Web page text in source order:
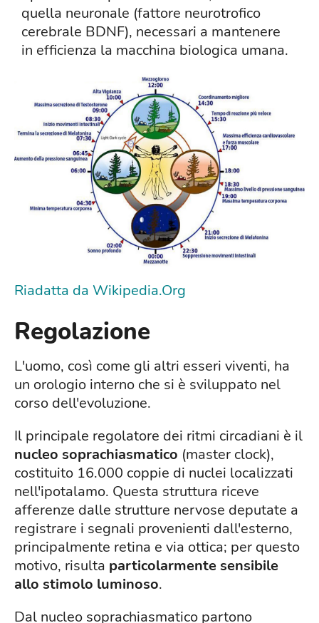
quella neuronale (fattore neurotrofico
cerebrale BDNF), necessari a mantenere
in efficienza la macchina biologica umana.
Riadatta da Wikipedia.Org
Regolazione
L'uomo, così come gli altri esseri viventi, ha
un orologio interno che si è sviluppato nel
corso dell'evoluzione.
Il principale regolatore dei ritmi circadiani è il
nucleo soprachiasmatico (master clock),
costituito 16.000 coppie di nuclei localizzati
nell'ipotalamo. Questa struttura riceve
afferenze dalle strutture nervose deputate a
registrare i segnali provenienti dall'esterno,
principalmente retina e via ottica; per questo
motivo, risulta particolarmente sensibile
allo stimolo luminoso.
Dal nucleo soprachiasmatico partono